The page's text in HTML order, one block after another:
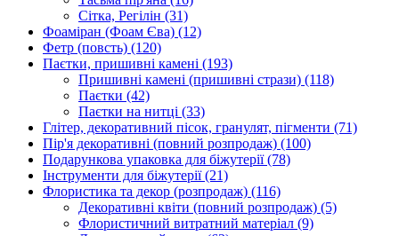
Сітка, Регілін (31)
Фоаміран (Фоам Єва) (12)
Фетр (повсть) (120)
Паєтки, пришивні камені (193)
Пришивні камені (пришивні стрази) (118)
Паєтки (42)
Паєтки на нитці (33)
Глітер, декоративний пісок, гранулят, пігменти (71)
Пір'я декоративні (повний розпродаж) (100)
Подарункова упаковка для біжутерії(78)
Інструменти для біжутерії(21)
Флористика та декор (розпродаж) (116)
Декоративні квіти (повний розпродаж) (5)
Флористичний витратний матеріал (9)